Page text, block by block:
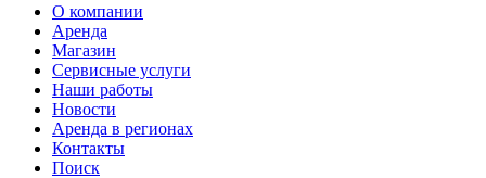
О компании
Аренда
Магазин
Сервисные услуги
Наши работы
Новости
Аренда в регионах
Контакты
Поиск